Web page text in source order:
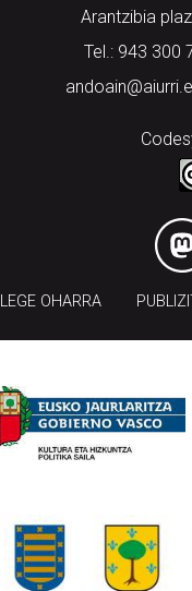
Arantzibia
Tel.: 943 300
LEGE OHARRA